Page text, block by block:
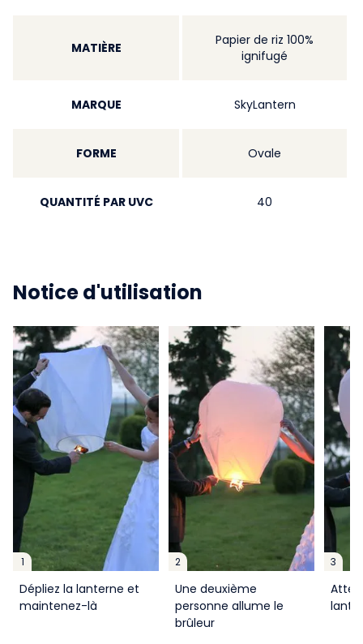
MATIÈRE
Papier de riz 100%
ignifugé
MARQUE SkyLantern
FORME Ovale
QUANTITÉ PAR UVC 40
Notice d'utilisation
1
Dépliez la lanterne et
maintenez-là
2
Une deuxième
personne allume le
brûleur
3